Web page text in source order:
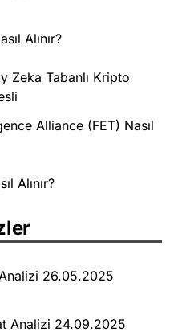
Alınır?
Zeka Tabanlı Kripto
Alliance (FET) Nasıl
Alınır?
26.05.2025
Analizi 24.09.2025